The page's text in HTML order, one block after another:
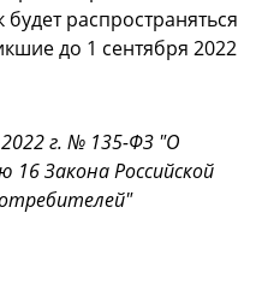
распространяться
до 1 сентября 2022
г. № 135-ФЗ "О
16 Закона Российской